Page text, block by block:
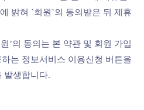
밝혀 `회원`의 동의받은 뒤 제휴
’의 동의는 본 약관 및 회원 가입
는 정보서비스 이용신청 버튼을
발생합니다.